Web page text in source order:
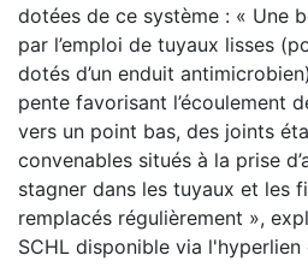
dotées de ce système : « Une
par l’emploi de tuyaux lisses
dotés d’un enduit
pente favorisant l’écoulement
vers un point bas, des joints
convenables situés à la prise
stagner dans les tuyaux et les
remplacés régulièrement »,
SCHL disponible via l'hyperlien